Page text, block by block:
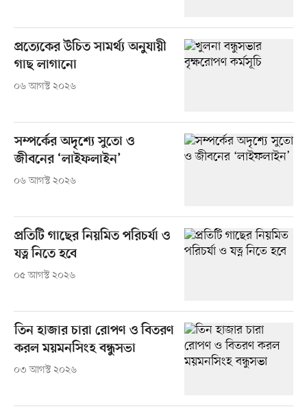
প্রত্যেকের উচিত সামর্থ্য অনুযায়ী
গাছ লাগানো
০৬ আগস্ট ২০২৬
সম্পর্কের অদৃশ্যে সুতো ও
জীবনের ‘লাইফলাইন’
০৬ আগস্ট ২০২৬
প্রতিটি গাছের নিয়মিত পরিচর্যা ও
যত্ন নিতে হবে
০৫ আগস্ট ২০২৬
তিন হাজার চারা রোপণ ও বিতরণ
করল ময়মনসিংহ বন্ধুসভা
০৩ আগস্ট ২০২৬